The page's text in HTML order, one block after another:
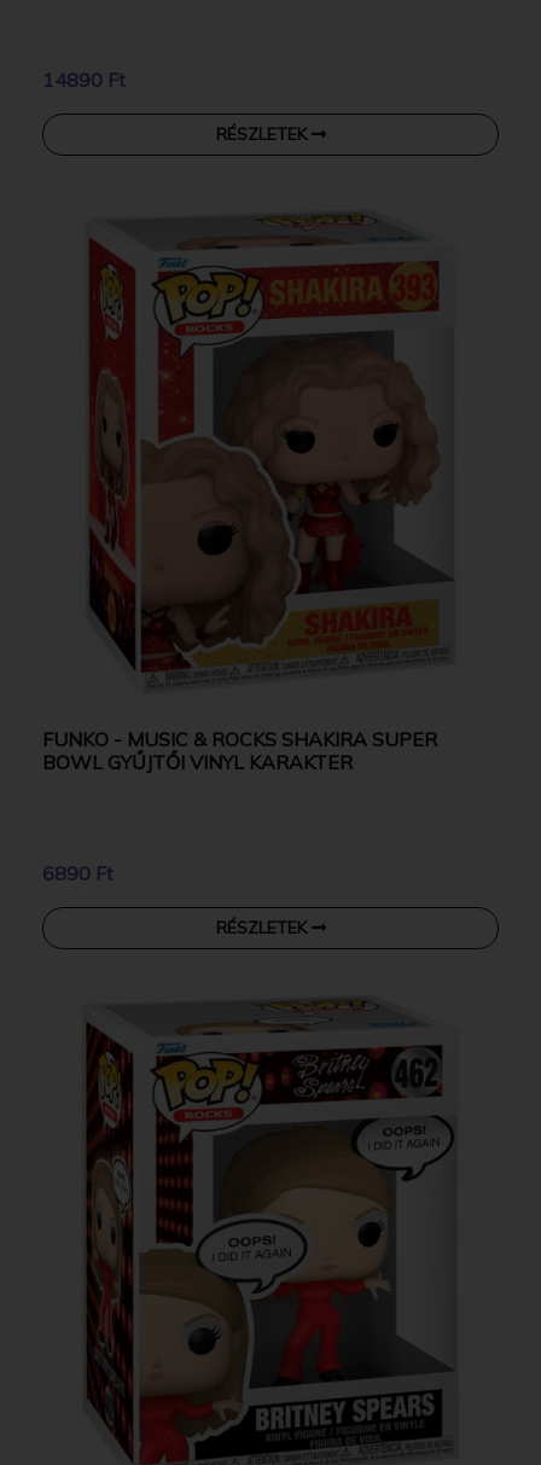
14890 Ft
RÉSZLETEK
FUNKO - MUSIC & ROCKS SHAKIRA SUPER
BOWL GYŰJTŐI VINYL KARAKTER
6890 Ft
RÉSZLETEK